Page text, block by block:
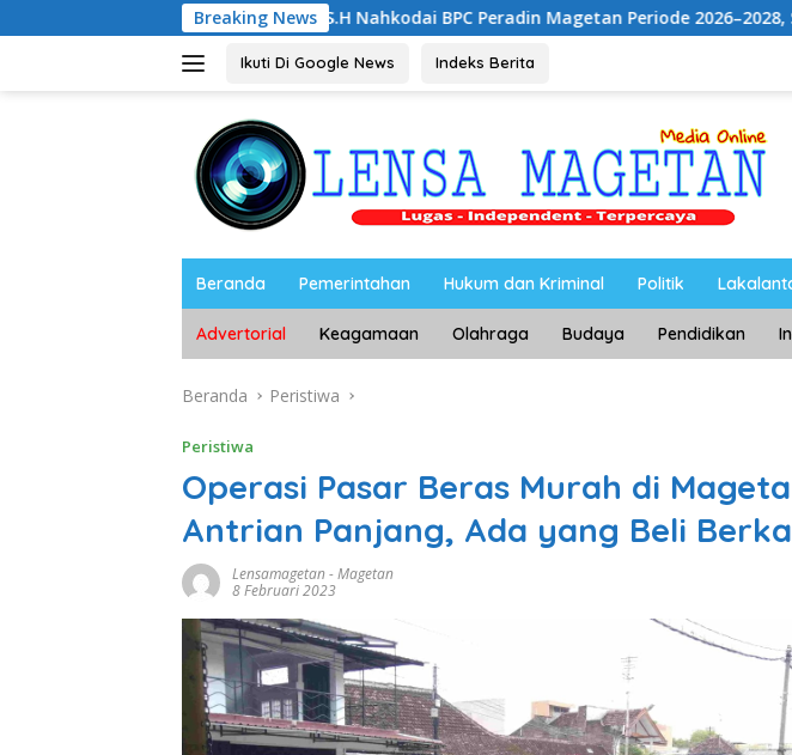
ke
Breaking News
Noorbiyanto, S.H Nahkodai BPC Peradin Magetan Periode 2026–2028, Siap Perkuat
Ikuti Di Google News Indeks Berita
Beranda Pemerintahan Hukum dan Kriminal Politik
Advertorial Keagamaan Olahraga Budaya Pendidikan
Beranda Peristiwa
Peristiwa
Operasi Pasar Beras Murah di
Antrian Panjang, Ada yang Beli
Lensamagetan-Magetan
8 Februari 2023